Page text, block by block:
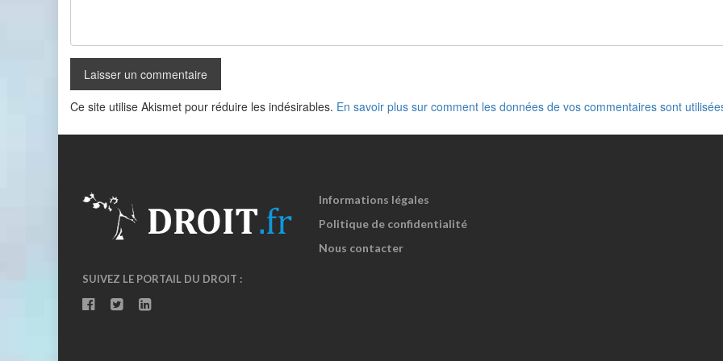
Ce site utilise Akismet pour réduire les indésirables. En savoir plus sur comment les données de vos commentaires sont
SUIVEZ LE PORTAIL DU DROIT :
Informations légales
Politique de confidentialité
Nous contacter